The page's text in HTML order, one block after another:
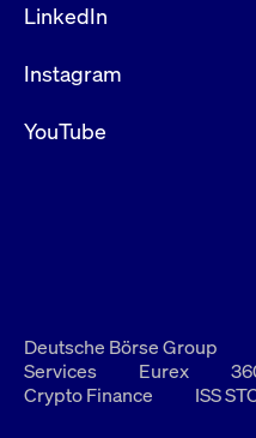
LinkedIn
Instagram
YouTube
Deutsche Börse Group
Services
Eurex
Crypto Finance
ISS